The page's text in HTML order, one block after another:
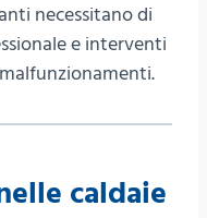
necessitano di
e interventi
caldaie